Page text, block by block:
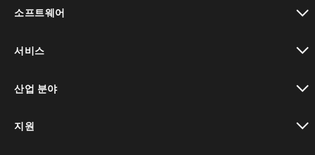
소프트웨어
서비스
산업 분야
지원